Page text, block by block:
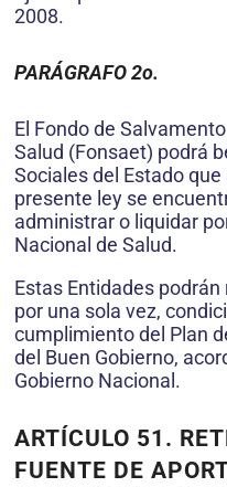
2008.
PARÁGRAFO 2o.
El Fondo de
Salud (Fonsaet) podrá
Sociales del Estado
presente ley se
administrar o liquidar
Nacional de Salud.
Estas Entidades
por una sola vez,
cumplimiento del Plan
del Buen Gobierno,
Gobierno Nacional.
ARTÍCULO 51.
FUENTE DE